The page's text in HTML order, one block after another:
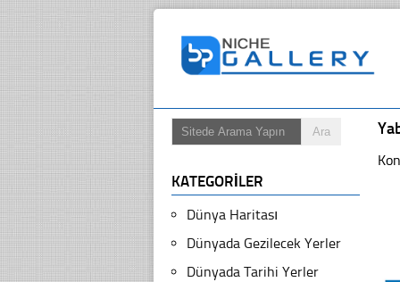
KATEGORILER
Dünya Haritası
Dünyada Gezilecek Yerler
Dünyada Tarihi Yerler